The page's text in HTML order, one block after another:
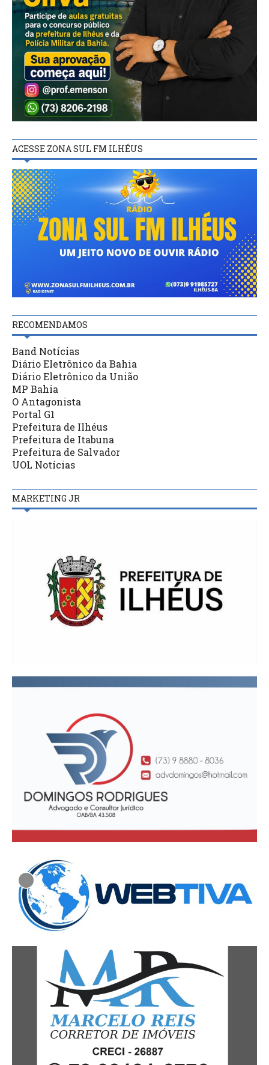
ACESSE ZONA SUL FM ILHÉUS
RECOMENDAMOS
Band Notícias
Diário Eletrônico da Bahia
Diário Eletrônico da União
MP Bahia
O Antagonista
Portal G1
Prefeitura de Ilhéus
Prefeitura de Itabuna
Prefeitura de Salvador
UOL Notícias
MARKETING JR